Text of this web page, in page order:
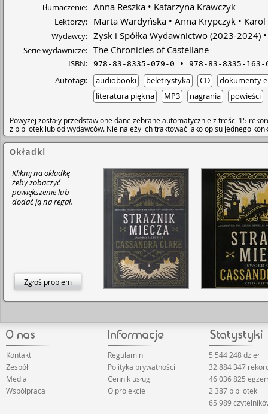
Tłumaczenie: Anna Reszka Katarzyna Krawczyk
Lektorzy: Marta Wardyńska Anna Krypczyk Karol
Wydawcy: Zysk i Spółka Wydawnictwo (2023-2024)
Serie wydawnicze: The Chronicles of Castellane
ISBN: 978-83-8335-079-0 978-83-8335-163-
Autotagi: audiobooki beletrystyka CD
dokumenty
literatura piękna
MP3 nagrania powieści
Powyżej zostały przedstawione dane zebrane automatycznie z treści 15
z bibliotek lub od wydawców. Nie należy ich traktować jako opisu jednego
Okładki
Kliknij na okładkę
żeby zobaczyć
powiększenie lub
dodać ją na regał.
Zgłoś problem
Kontakt
Zespół
Media
Współpraca
Regulamin
Polityka prywatności
Cennik usług
O projekcie
5 544 248 dzieł
32 884 347
46 036 825
2 387 bibliotek
65 989